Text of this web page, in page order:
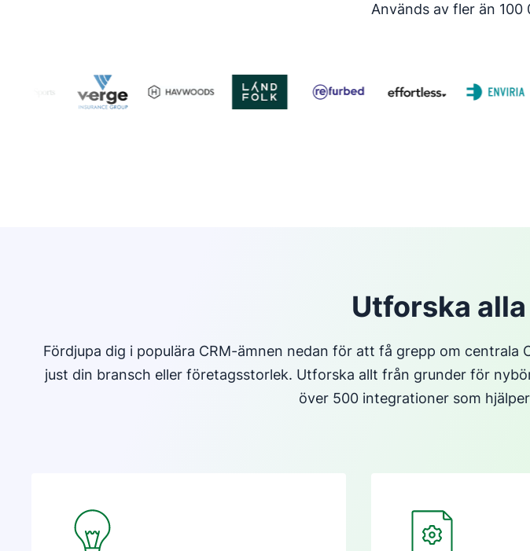
Används av fler än
Utforska
Fördjupa dig i populära CRM-ämnen nedan för att få grepp om
just din bransch eller företagsstorlek. Utforska allt från grunder för
över 500 integrationer som
Öppnas i ett nytt fönster Öppnas i ett nytt